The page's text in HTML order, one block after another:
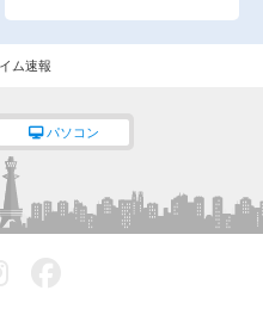
ム速報
パソコン